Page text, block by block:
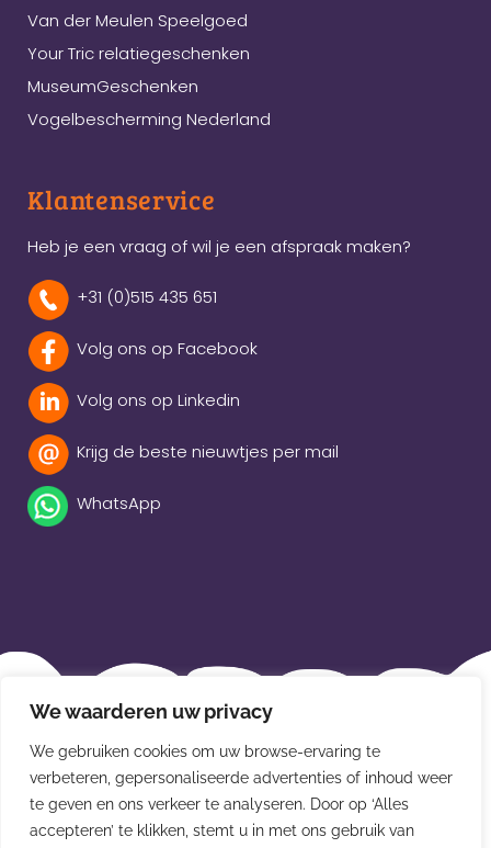
We waarderen uw privacy
We gebruiken cookies om uw browse-ervaring te
verbeteren, gepersonaliseerde advertenties of inhoud weer
te geven en ons verkeer te analyseren. Door op ‘Alles
accepteren’ te klikken, stemt u in met ons gebruik van
Van der Meulen Speelgoed
Your Tric relatiegeschenken
MuseumGeschenken
Vogelbescherming Nederland
Klantenservice
Heb je een vraag of wil je een afspraak maken?
+31 (0)515 435 651
Volg ons op Facebook
Volg ons op Linkedin
Krijg de beste nieuwtjes per mail
WhatsApp
Beleidsverklaring
Privacybeleid
Disclaimer
Leveringsvoorwaarden